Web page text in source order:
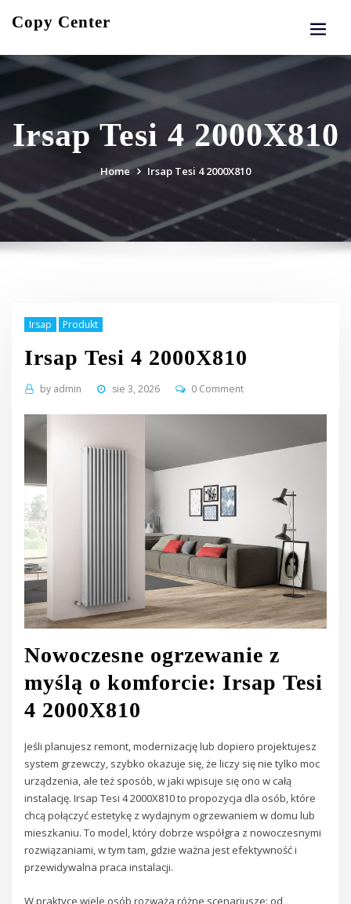
Copy Center
Irsap Tesi 4 2000X810
Home Irsap Tesi 4 2000X810
Irsap Produkt
Irsap Tesi 4 2000X810
by admin sie 3, 2026 0 Comment
Nowoczesne ogrzewanie z
myślą o komforcie: Irsap Tesi
4 2000X810
Jeśli planujesz remont, modernizację lub dopiero projektujesz
system grzewczy, szybko okazuje się, że liczy się nie tylko moc
urządzenia, ale też sposób, w jaki wpisuje się ono w całą
instalację. Irsap Tesi 4 2000X810 to propozycja dla osób, które
chcą połączyć estetykę z wydajnym ogrzewaniem w domu lub
mieszkaniu. To model, który dobrze współgra z nowoczesnymi
rozwiązaniami, w tym tam, gdzie ważna jest efektywność i
przewidywalna praca instalacji.
W praktyce wiele osób rozważa różne scenariusze: od